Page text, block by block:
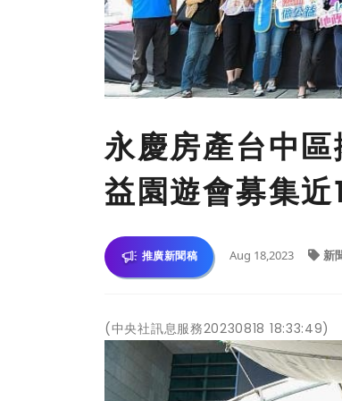
永慶房產台中
益園遊會募集
推廣新聞稿 Aug 18,2023 新
(中央社訊息服務20230818 18:33:49)